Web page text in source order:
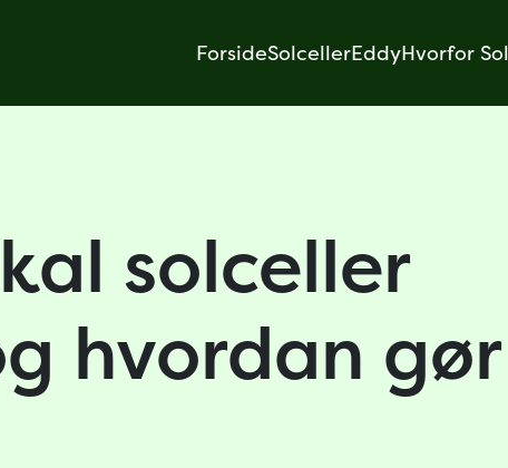
ForsideSolcellerEddyHvorfor
solceller
hvordan gør